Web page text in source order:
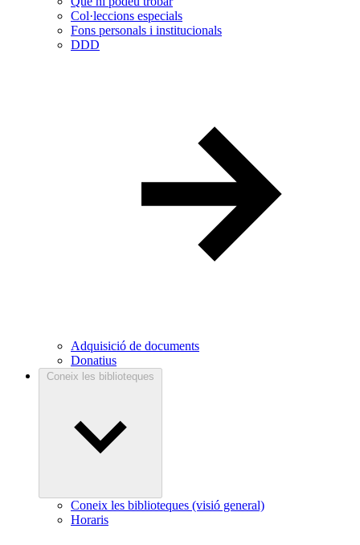
Col·leccions especials
Fons personals i institucionals
DDD
Adquisició de documents
Donatius
Coneix les biblioteques
Coneix les biblioteques (visió general)
Horaris